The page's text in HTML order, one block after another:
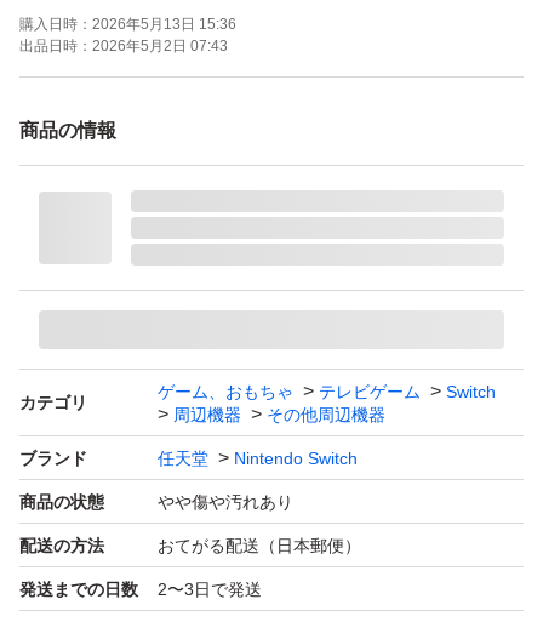
購入日時： 2026年5月13日 15:36
出品日時： 2026年5月2日 07:43
商品の情報
カテゴリ
ゲーム、おもちゃ テレビゲーム
Switch
周辺機器
その他周辺機器
ブランド 任天堂 Nintendo Switch
商品の状態 やや傷や汚れあり
配送の方法 おてがる配送（日本郵便）
発送までの日数 2〜3日で発送